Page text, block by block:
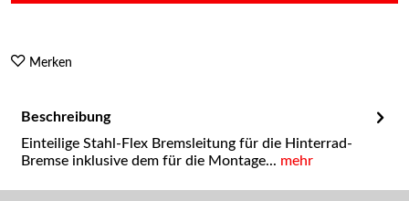
Merken
Beschreibung
Einteilige Stahl-Flex Bremsleitung für die Hinterrad-
Bremse inklusive dem für die Montage... mehr